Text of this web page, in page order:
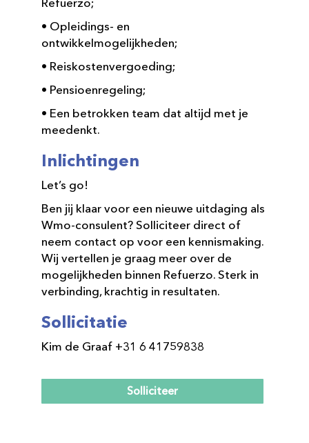
• Opleidings- en
ontwikkelmogelijkheden;
• Reiskostenvergoeding;
• Pensioenregeling;
• Een betrokken team dat altijd met je
meedenkt.
Inlichtingen
Let’s go!
Ben jij klaar voor een nieuwe uitdaging als
Wmo-consulent? Solliciteer direct of
neem contact op voor een kennismaking.
Wij vertellen je graag meer over de
mogelijkheden binnen Refuerzo. Sterk in
verbinding, krachtig in resultaten.
Sollicitatie
Kim de Graaf +31 6 41759838
Solliciteer